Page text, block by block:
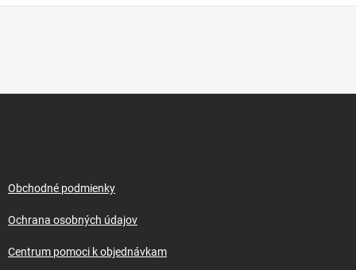
Obchodné podmienky
Ochrana osobných údajov
Centrum pomoci k objednávkam